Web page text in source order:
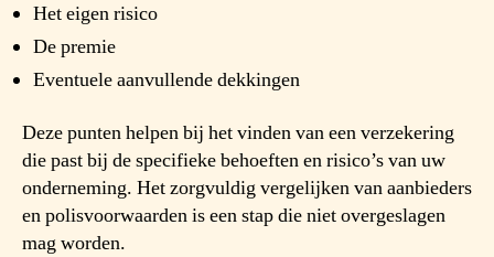
Het eigen risico
De premie
Eventuele aanvullende dekkingen
Deze punten helpen bij het vinden van een verzekering
die past bij de specifieke behoeften en risico’s van uw
onderneming. Het zorgvuldig vergelijken van aanbieders
en polisvoorwaarden is een stap die niet overgeslagen
mag worden.